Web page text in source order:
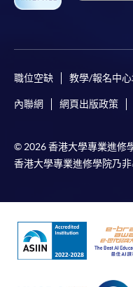
職位空缺 教學/報名中
內聯網 網頁出版政策
© 2026 香港大學專業進修
香港大學專業進修學院乃